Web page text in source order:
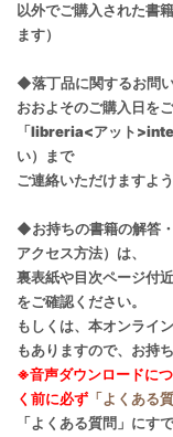
以外でご購入された書
ます）
◆落丁品に関するお問
おおよそのご購入日を
「libreria<アット
い）まで
ご連絡いただけますよ
◆お持ちの書籍の解答
アクセス方法）は、
裏表紙や目次ページ付
をご確認ください。
もしくは、本オンライ
もありますので、お持
※音声ダウンロードに
く前に必ず 「よくある
「よくある質問」にす